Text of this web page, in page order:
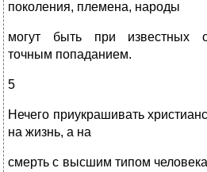
поколения, племена, народы
могут быть при известных
точным попаданием.
5
Нечего приукрашивать
на жизнь, а на
смерть с высшим типом